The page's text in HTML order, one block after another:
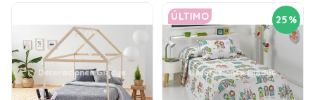
25%
ÚLTIMO